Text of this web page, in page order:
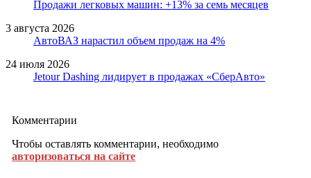
Продажи легковых машин: +13% за семь месяцев
3 августа 2026
АвтоВАЗ нарастил объем продаж на 4%
24 июля 2026
Jetour Dashing лидирует в продажах «СберАвто»
Комментарии
Чтобы оставлять комментарии, необходимо
авторизоваться на сайте